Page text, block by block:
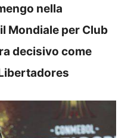
nella
Mondiale per Club
decisivo come